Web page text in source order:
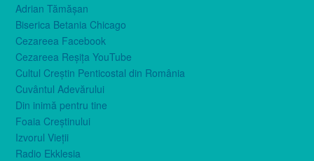
Adrian Tămăşan
Biserica Betania Chicago
Cezareea Facebook
Cezareea Reşiţa YouTube
Cultul Creştin Penticostal din România
Cuvântul Adevărului
Din inimă pentru tine
Foaia Creştinului
Izvorul Vieţii
Radio Ekklesia